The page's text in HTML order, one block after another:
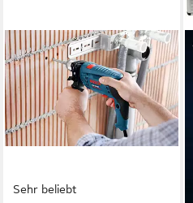
Sehr beliebt